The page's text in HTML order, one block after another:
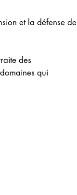
et la défense de
des
qui